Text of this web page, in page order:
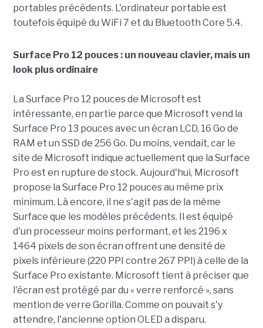
portables précédents. L'ordinateur portable est
toutefois équipé du WiFi 7 et du Bluetooth Core 5.4.
Surface Pro 12 pouces : un nouveau clavier, mais un
look plus ordinaire
La Surface Pro 12 pouces de Microsoft est
intéressante, en partie parce que Microsoft vend la
Surface Pro 13 pouces avec un écran LCD, 16 Go de
RAM et un SSD de 256 Go. Du moins, vendait, car le
site de Microsoft indique actuellement que la Surface
Pro est en rupture de stock. Aujourd'hui, Microsoft
propose la Surface Pro 12 pouces au même prix
minimum. Là encore, il ne s'agit pas de la même
Surface que les modèles précédents. Il est équipé
d'un processeur moins performant, et les 2196 x
1464 pixels de son écran offrent une densité de
pixels inférieure (220 PPI contre 267 PPI) à celle de la
Surface Pro existante. Microsoft tient à préciser que
l'écran est protégé par du « verre renforcé », sans
mention de verre Gorilla. Comme on pouvait s'y
attendre, l'ancienne option OLED a disparu.